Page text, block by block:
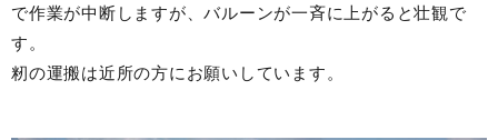
で作業が中断しますが、バルーンが一斉に上がると壮観で
す。
籾の運搬は近所の方にお願いしています。